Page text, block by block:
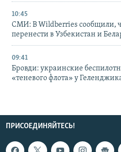
10:45
СМИ: В Wildberries сообщили,
перенести в Узбекистан и
09:41
Бровди: украинские
«теневого флота» у
ПРИСОЕДИНЯЙТЕСЬ!